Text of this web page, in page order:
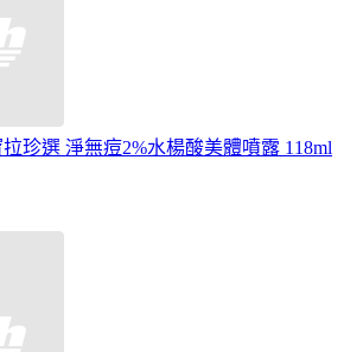
拉珍選 淨無痘2%水楊酸美體噴露 118ml